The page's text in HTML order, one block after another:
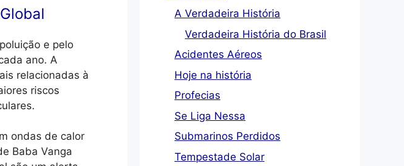
e pelo
ano. A
relacionadas à
riscos
ondas de calor
Baba Vanga
A Verdadeira História
Verdadeira História do Brasil
Acidentes Aéreos
Hoje na história
Profecias
Se Liga Nessa
Submarinos Perdidos
Tempestade Solar